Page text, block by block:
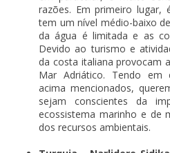
razões. Em primeiro lugar,
tem um nível médio-baixo
da água é limitada e as
Devido ao turismo e
da costa italiana provocam
Mar Adriático. Tendo
acima mencionados,
sejam conscientes da
ecossistema marinho e de
dos recursos ambientais.